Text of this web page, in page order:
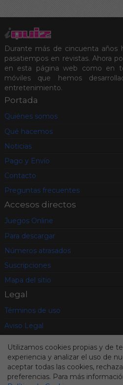
Durante más de cincuenta años
pasatiempos en revistas. Ahora
en esta página web como en
móviles que hemos
entretenimiento.
Portada
Quiénes somos
Qué hacemos
Noticias
Pago y Envío
Contacto
Preguntas frecuentes
Accesos directos
Juegos Online
Para descargar
Números atrasados
Suscripciones
Mapa del sitio
Legal
Términos de uso
Aviso Legal
Condiciones contratación
Cookies
Utilizamos cookies propias y de
experiencia y analizar el uso de
aceptar todas las cookies,
preferencias. Para más